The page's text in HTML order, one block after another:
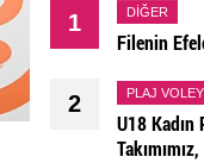
1 DIĞER
Filenin
2 PLAJ
U18